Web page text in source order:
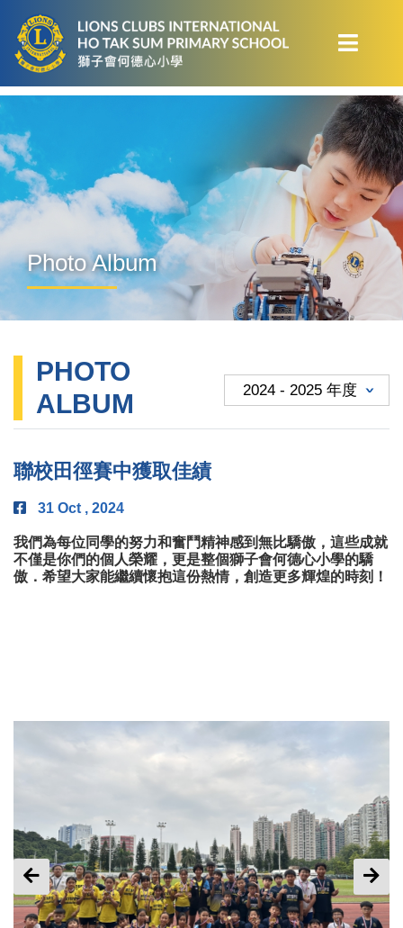
Photo Album
PHOTO
ALBUM
聯校田徑賽中獲取佳績
31 Oct , 2024
我們為每位同學的努力和奮鬥精神感到無比驕傲，這些成就
不僅是你們的個人榮耀，更是整個獅子會何德心小學的驕
傲．希望大家能繼續懷抱這份熱情，創造更多輝煌的時刻！